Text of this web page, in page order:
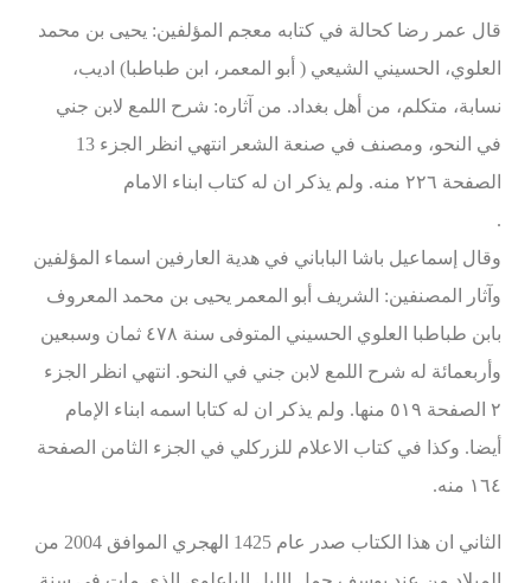
قال عمر رضا كحالة في كتابه معجم المؤلفين: يحيى بن محمد
العلوي، الحسيني الشيعي ( أبو المعمر، ابن طباطبا) اديب،
نسابة، متكلم، من أهل بغداد. من آثاره: شرح اللمع لابن جني
في النحو، ومصنف في صنعة الشعر انتهي انظر الجزء 13
الصفحة ٢٢٦ منه. ولم يذكر ان له كتاب ابناء الامام
.
وقال إسماعيل باشا الباباني في هدية العارفين اسماء المؤلفين
وآثار المصنفين: الشريف أبو المعمر يحيى بن محمد المعروف
بابن طباطبا العلوي الحسيني المتوفى سنة ٤٧٨ ثمان وسبعين
وأربعمائة له شرح اللمع لابن جني في النحو. انتهي انظر الجزء
٢ الصفحة ٥١٩ منها. ولم يذكر ان له كتابا اسمه ابناء الإمام
أيضا. وكذا في كتاب الاعلام للزركلي في الجزء الثامن الصفحة
١٦٤ منه.
الثاني ان هذا الكتاب صدر عام 1425 الهجري الموافق 2004 من